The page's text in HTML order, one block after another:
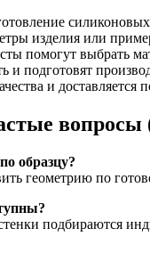
изделия или
помогут выбрать
и подготовят
и доставляется
вопросы
образцу?
геометрию по
подбираются